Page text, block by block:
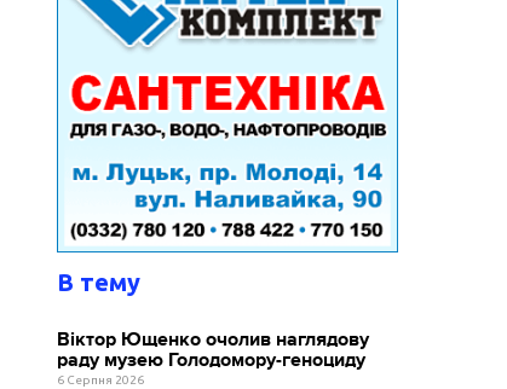
В тему
Віктор Ющенко очолив наглядову
раду музею Голодомору-геноциду
6 Серпня 2026